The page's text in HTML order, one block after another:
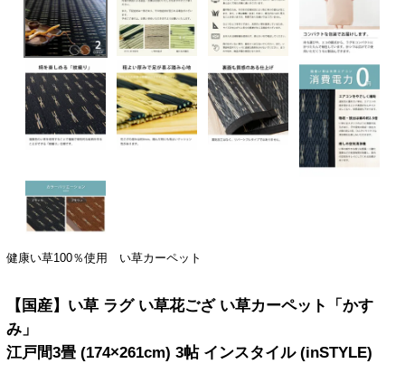
健康い草100％使用 い草カーペット
【国産】い草 ラグ い草花ござ い草カーペット「かす
み」
江戸間3畳 (174×261cm) 3帖 インスタイル (inSTYLE)